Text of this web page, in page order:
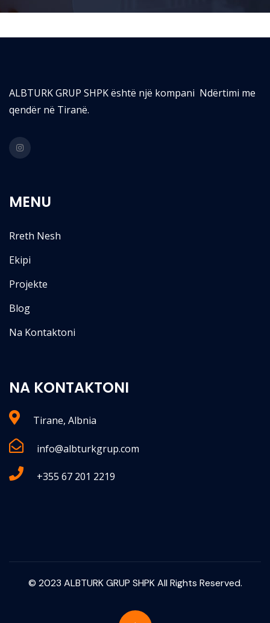
ALBTURK GRUP SHPK është një kompani Ndërtimi me
qendër në Tiranë.
MENU
Rreth Nesh
Ekipi
Projekte
Blog
Na Kontaktoni
NA KONTAKTONI
Tirane, Albnia
info@albturkgrup.com
+355 67 201 2219
© 2023 ALBTURK GRUP SHPK All Rights Reserved.